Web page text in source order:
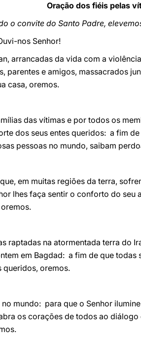
Oração dos fiéis pelas
o convite do Santo Padre,
nos Senhor!
arrancadas da vida com a
parentes e amigos, massacrados
casa, oremos.
das vítimas e por todos os
dos seus entes queridos: a fim
pessoas no mundo, saibam
em muitas regiões da terra,
lhes faça sentir o conforto do seu
raptadas na atormentada terra do
em Bagdad: a fim de que
queridos, oremos.
no mundo: para que o Senhor
os corações de todos ao